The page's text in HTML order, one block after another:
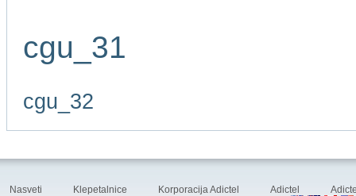
cgu_31
cgu_32
Nasveti Klepetalnice Korporacija Adictel Adictel